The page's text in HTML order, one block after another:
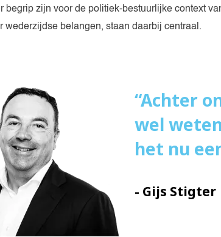
begrip zijn voor de politiek-bestuurlijke context
wederzijdse belangen, staan daarbij centraal.
Achter
wel
het nu
- Gijs Stigter